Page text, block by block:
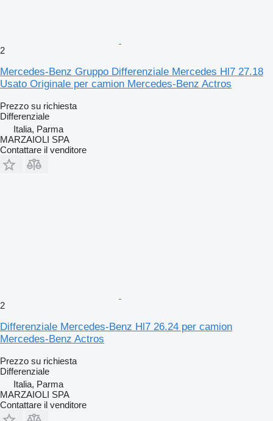
2
Mercedes-Benz Gruppo Differenziale Mercedes Hl7 27.18
Usato Originale per camion Mercedes-Benz Actros
Prezzo su richiesta
Differenziale
Italia, Parma
MARZAIOLI SPA
Contattare il venditore
2
Differenziale Mercedes-Benz Hl7 26.24 per camion
Mercedes-Benz Actros
Prezzo su richiesta
Differenziale
Italia, Parma
MARZAIOLI SPA
Contattare il venditore